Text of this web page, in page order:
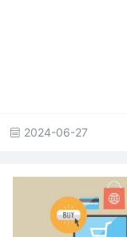
2024-06-27